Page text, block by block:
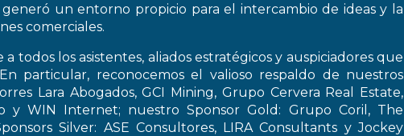
un entorno propicio para el intercambio de ideas y la
comerciales.
todos los asistentes, aliados estratégicos y auspiciadores que
particular, reconocemos el valioso respaldo de nuestros
Lara Abogados, GCI Mining, Grupo Cervera Real Estate,
y WIN Internet; nuestro Sponsor Gold: Grupo Coril, The
Silver: ASE Consultores, LIRA Consultants y Jockey